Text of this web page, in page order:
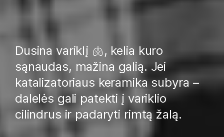
Dusina variklį 🫁, kelia kuro
sąnaudas, mažina galią. Jei
katalizatoriaus keramika subyra –
dalelės gali patekti į variklio
cilindrus ir padaryti rimtą žalą.